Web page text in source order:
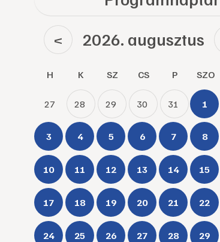
< 2026. augusztus
H K SZ CS P SZO
27 28 29 30 31 1
3 4 5 6 7 8
10 11 12 13 14 15
17 18 19 20 21 22
24 25 26 27 28 29